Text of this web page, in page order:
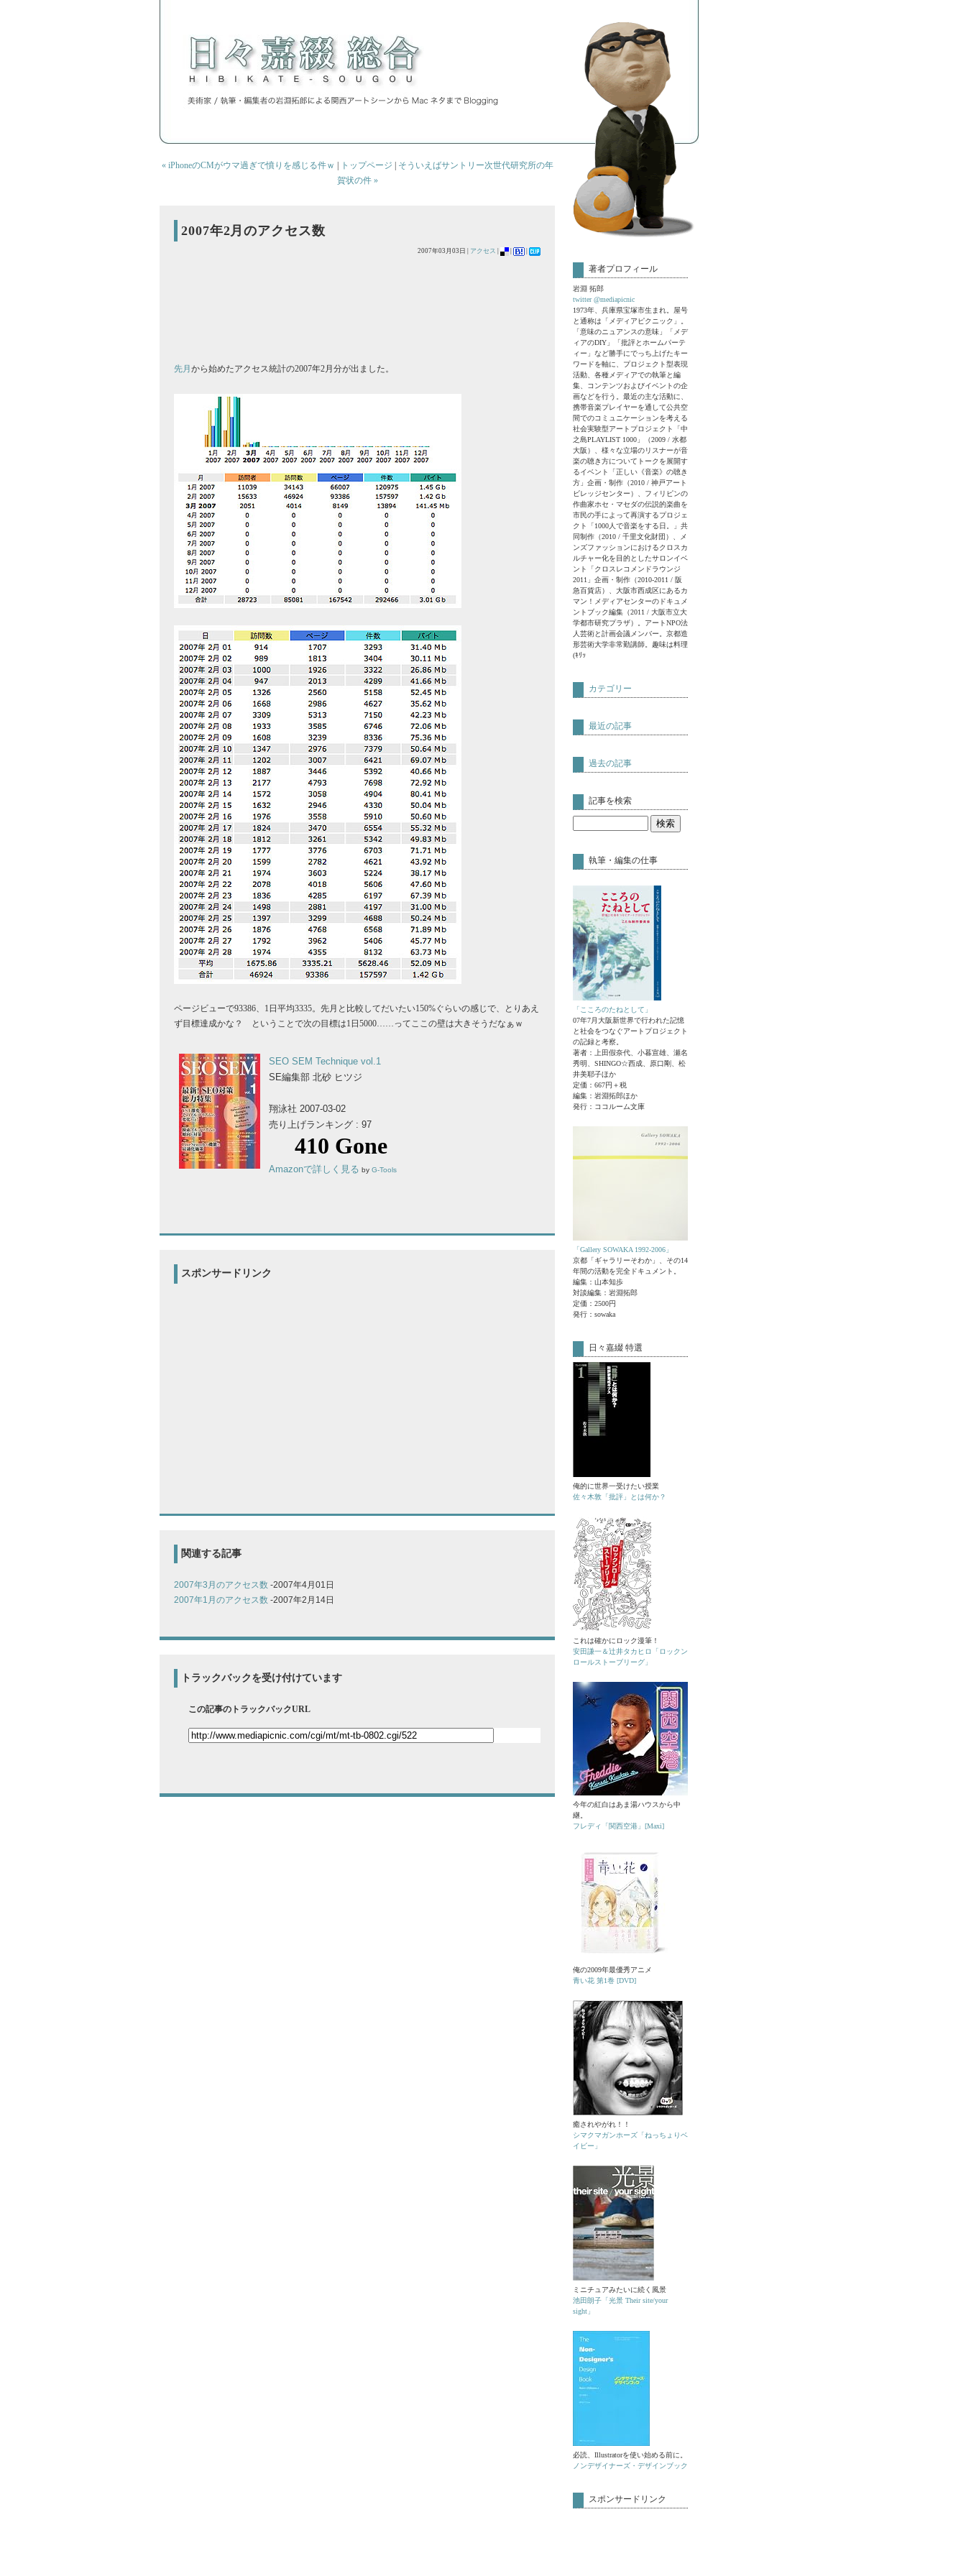
« iPhoneのCMがウマ過ぎで憤りを感じる件ｗ トップページ
そういえばサントリー次世代研究所の年
賀状の件 »
2007年2月のアクセス数
2007年03月03日 | アクセス
先月 から始めたアクセス統計の2007年2月分が出ました。
ページビューで93386、1日平均3335。先月と比較してだいたい150%ぐらいの感じで、とりあえ
ず目標達成かな？ ということで次の目標は1日5000……ってここの壁は大きそうだなぁｗ
SEO SEM Technique vol.1
SE編集部 北砂 ヒツジ
翔泳社 2007-03-02
売り上げランキング : 97
Amazonで詳しく見る by G-Tools
スポンサードリンク
関連する記事
2007年3月のアクセス数 -2007年4月01日
2007年1月のアクセス数 -2007年2月14日
トラックバックを受け付けています
この記事のトラックバックURL
著者プロフィール
岩淵 拓郎
twitter @mediapicnic
1973年、兵庫県宝塚市生まれ。屋号
と通称は「メディアピクニック」。
「意味のニュアンスの意味」「メデ
ィアのDIY」「批評とホームパーテ
ィー」など勝手にでっち上げたキー
ワードを軸に、プロジェクト型表現
活動、各種メディアでの執筆と編
集、コンテンツおよびイベントの企
画などを行う。最近の主な活動に、
携帯音楽プレイヤーを通して公共空
間でのコミュニケーションを考える
社会実験型アートプロジェクト「中
之島PLAYLIST 1000」（2009 / 水都
大阪）、様々な立場のリスナーが音
楽の聴き方についてトークを展開す
るイベント「正しい《音楽》の聴き
方」企画・制作（2010 / 神戸アート
ビレッジセンター）、フィリピンの
作曲家ホセ・マセダの伝説的楽曲を
市民の手によって再演するプロジェ
クト「1000人で音楽をする日。」共
同制作（2010 / 千里文化財団）、メ
ンズファッションにおけるクロスカ
ルチャー化を目的としたサロンイベ
ント「クロスレコメンドラウンジ
2011」企画・制作（2010-2011 / 阪
急百貨店）、大阪市西成区にあるカ
マン！メディアセンターのドキュメ
ントブック編集（2011 / 大阪市立大
学都市研究プラザ）。アートNPO法
人芸術と計画会議メンバー。京都造
形芸術大学非常勤講師。趣味は料理
(ｷﾘｯ
カテゴリー
最近の記事
過去の記事
記事を検索
執筆・編集の仕事
「こころのたねとして」
07年7月大阪新世界で行われた記憶
と社会をつなぐアートプロジェクト
の記録と考察。
著者：上田假奈代、小暮宣雄、瀬名
秀明、SHINGO☆西成、原口剛、松
井美耶子ほか
定価：667円＋税
編集：岩淵拓郎ほか
発行：ココルーム文庫
「Gallery SOWAKA 1992-2006」
京都「ギャラリーそわか」、その14
年間の活動を完全ドキュメント。
編集：山本知歩
対談編集：岩淵拓郎
定価：2500円
発行：sowaka
日々嘉綴 特選
俺的に世界一受けたい授業
佐々木敦「批評」とは何か？
これは確かにロック漫筆！
安田謙一＆辻井タカヒロ「ロックン
ロールストーブリーグ」
今年の紅白はあま湯ハウスから中
継。
フレディ「関西空港」[Maxi]
俺の2009年最優秀アニメ
青い花 第1巻 [DVD]
癒されやがれ！！
シマクマガンホーズ「ねっちょりベ
イビー」
ミニチュアみたいに続く風景
池田朗子「光景 Their site/your
sight」
必読、Illustratorを使い始める前に。
ノンデザイナーズ・デザインブック
スポンサードリンク